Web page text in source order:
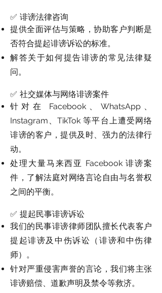
✅ 诽谤法律咨询
提供全面评估与策略，协助客户判断是
否符合提起诽谤诉讼的标准。
解答关于如何提告诽谤的常见法律疑
问。
✅ 社交媒体与网络诽谤案件
针对在 Facebook、WhatsApp、
Instagram、TikTok 等平台上遭受网络
诽谤的客户，提供及时、强力的法律行
动。
处理大量马来西亚 Facebook 诽谤案
件，了解法庭对网络言论自由与名誉权
之间的平衡。
✅ 提起民事诽谤诉讼
我们的民事诽谤律师团队擅长代表客户
提起诽谤及中伤诉讼（诽谤和中伤律
师）。
针对严重侵害声誉的言论，我们将主张
诽谤赔偿、道歉声明及禁令等救济。